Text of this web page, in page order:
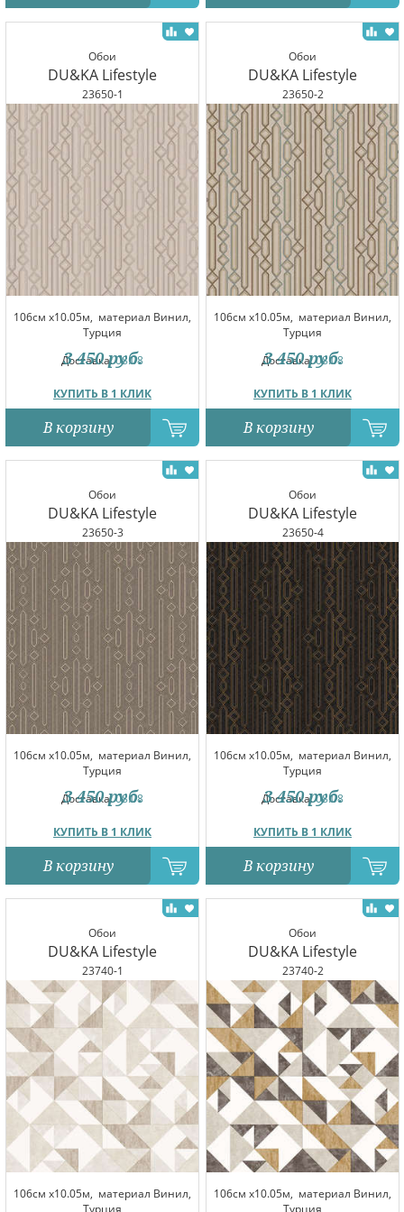
Обои
DU&KA Lifestyle
23650-1
106см x10.05м, материал Винил,
Турция
Доставка:08.08
КУПИТЬ В 1 КЛИК
3 450 руб.
В корзину
Обои
DU&KA Lifestyle
23650-2
106см x10.05м, материал Винил,
Турция
Доставка:08.08
КУПИТЬ В 1 КЛИК
3 450 руб.
В корзину
Обои
DU&KA Lifestyle
23650-3
106см x10.05м, материал Винил,
Турция
Доставка:08.08
КУПИТЬ В 1 КЛИК
3 450 руб.
В корзину
Обои
DU&KA Lifestyle
23650-4
106см x10.05м, материал Винил,
Турция
Доставка:08.08
КУПИТЬ В 1 КЛИК
3 450 руб.
В корзину
Обои
DU&KA Lifestyle
23740-1
106см x10.05м, материал Винил,
Турция
Обои
DU&KA Lifestyle
23740-2
106см x10.05м, материал Винил,
Турция